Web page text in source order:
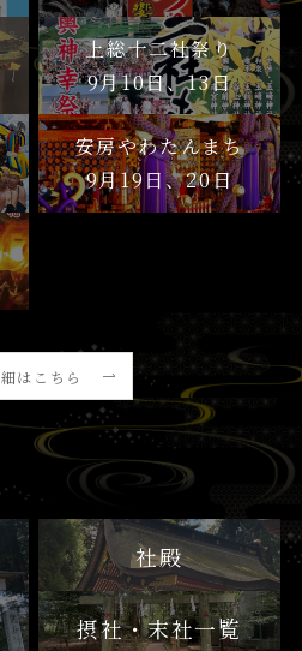
上総十二社祭り
9月10日、13日
安房やわたんまち
9月19日、20日
はこちら
社殿
摂社・末社一覧